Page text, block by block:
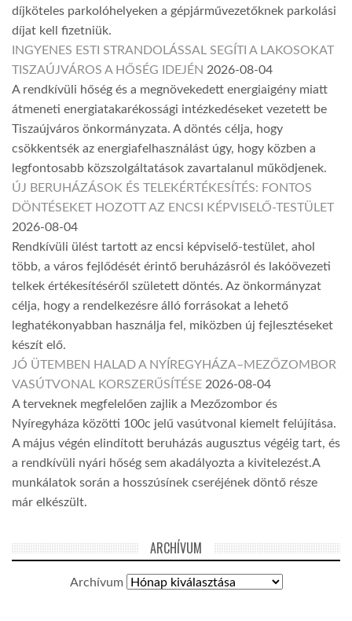
díjköteles parkolóhelyeken a gépjárművezetőknek parkolási
díjat kell fizetniük.
INGYENES ESTI STRANDOLÁSSAL SEGÍTI A LAKOSOKAT
TISZAÚJVÁROS A HŐSÉG IDEJÉN 2026-08-04
A rendkívüli hőség és a megnövekedett energiaigény miatt
átmeneti energiatakarékossági intézkedéseket vezetett be
Tiszaújváros önkormányzata. A döntés célja, hogy
csökkentsék az energiafelhasználást úgy, hogy közben a
legfontosabb közszolgáltatások zavartalanul működjenek.
ÚJ BERUHÁZÁSOK ÉS TELEKÉRTÉKESÍTÉS: FONTOS
DÖNTÉSEKET HOZOTT AZ ENCSI KÉPVISELŐ-TESTÜLET
2026-08-04
Rendkívüli ülést tartott az encsi képviselő-testület, ahol
több, a város fejlődését érintő beruházásról és lakóövezeti
telkek értékesítéséről született döntés. Az önkormányzat
célja, hogy a rendelkezésre álló forrásokat a lehető
leghatékonyabban használja fel, miközben új fejlesztéseket
készít elő.
JÓ ÜTEMBEN HALAD A NYÍREGYHÁZA–MEZŐZOMBOR
VASÚTVONAL KORSZERŰSÍTÉSE 2026-08-04
A terveknek megfelelően zajlik a Mezőzombor és
Nyíregyháza közötti 100c jelű vasútvonal kiemelt felújítása.
A május végén elindított beruházás augusztus végéig tart, és
a rendkívüli nyári hőség sem akadályozta a kivitelezést.A
munkálatok során a hosszúsínek cseréjének döntő része
már elkészült.
ARCHÍVUM
Archívum